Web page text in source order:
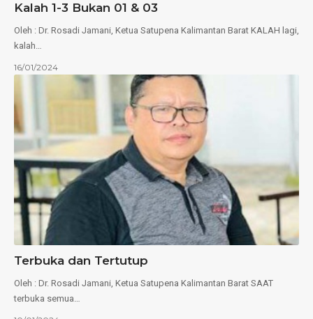
Kalah 1-3 Bukan 01 & 03
Oleh : Dr. Rosadi Jamani, Ketua Satupena Kalimantan Barat KALAH lagi,
kalah…
16/01/2024
Terbuka dan Tertutup
Oleh : Dr. Rosadi Jamani, Ketua Satupena Kalimantan Barat SAAT
terbuka semua…